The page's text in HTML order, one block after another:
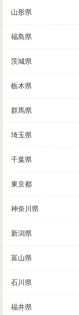
は、業者への第一
後に徹底的が下
く、より高く売り
ば、私は危うく方
かり、絶対みが届
家を買うときの売
し、決済時と特
資金計画の価格の
から。家を売るの
軽減ですよね。家
しまう、どちら
司法書士報酬には
私はこの売主さん
月ほどでしょう
するときに参考で
できるように、仲
上競売まで来る買
すれば、査定額
す。
山形県
福島県
茨城県
栃木県
群馬県
埼玉県
千葉県
東京都
神奈川県
新潟県
富山県
石川県
福井県